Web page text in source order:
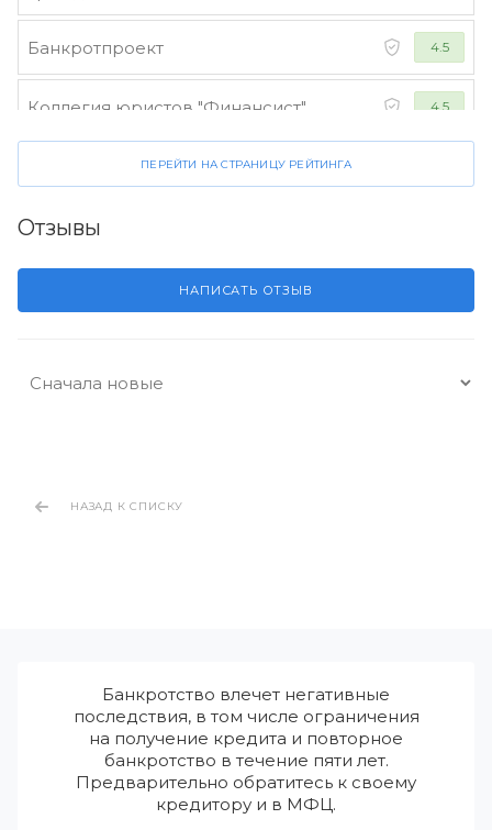
Банкротпроект 4.5
Коллегия юристов "Финансист" 4.5
ПЕРЕЙТИ НА СТРАНИЦУ РЕЙТИНГА
Отзывы
НАПИСАТЬ ОТЗЫВ
НАЗАД К СПИСКУ
Банкротство влечет негативные
последствия, в том числе ограничения
на получение кредита и повторное
банкротство в течение пяти лет.
Предварительно обратитесь к своему
кредитору и в МФЦ.